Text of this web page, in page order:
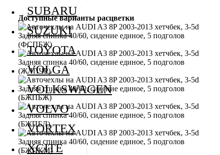
Доступные варианты расцветки
SUBARU
SUZUKI
TOYOTA
VOLGA
VOLKSWAGEN
VOLVO
VORTEX
XCITE